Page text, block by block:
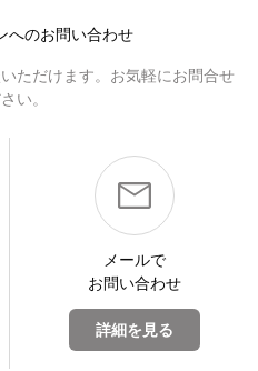
へのお問い合わせ
ただけます。お気軽にお問合せ
い。
メールで
お問い合わせ
詳細を見る